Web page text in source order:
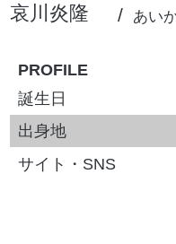
哀川炎隆 あい
PROFILE
誕生日
出身地
サイト・SNS